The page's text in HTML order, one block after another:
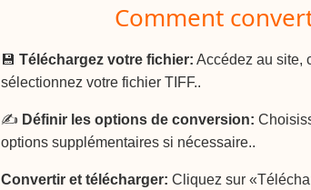
Comment
💾 Téléchargez votre fichier: Accédez au site,
sélectionnez votre fichier TIFF..
✍️ Définir les options de conversion:
options supplémentaires si nécessaire..
Convertir et télécharger: Cliquez sur